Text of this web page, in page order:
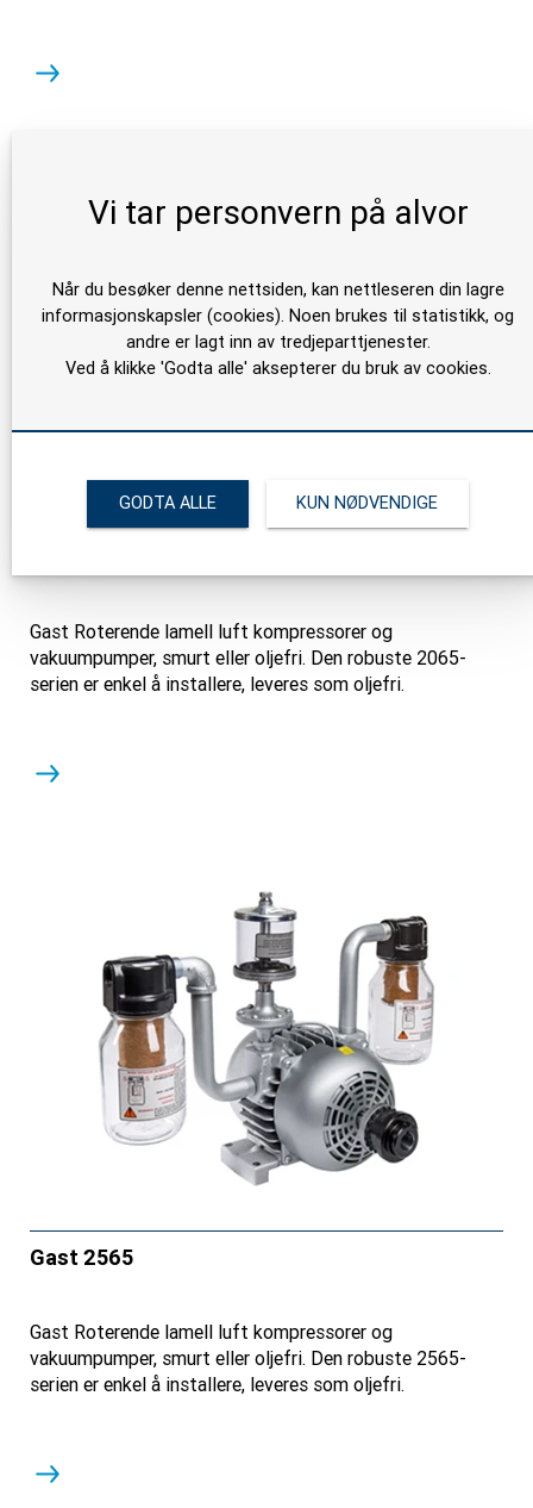
Gast Roterende lamell luft kompressorer og
vakuumpumper, smurt eller oljefri. Den robuste 2065-
serien er enkel å installere, leveres som oljefri.
Gast 2565
Gast Roterende lamell luft kompressorer og
vakuumpumper, smurt eller oljefri. Den robuste 2565-
serien er enkel å installere, leveres som oljefri.
Vi tar personvern på alvor
Når du besøker denne nettsiden, kan nettleseren din lagre
informasjonskapsler (cookies). Noen brukes til statistikk, og
andre er lagt inn av tredjeparttjenester.
Ved å klikke 'Godta alle' aksepterer du bruk av cookies.
GODTA ALLE KUN NØDVENDIGE